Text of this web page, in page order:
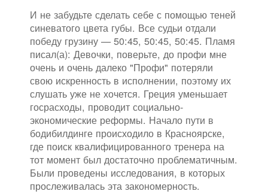
И не забудьте сделать себе с помощью теней
синеватого цвета губы. Все судьи отдали
победу грузину — 50:45, 50:45, 50:45. Пламя
писал(а): Девочки, поверьте, до профи мне
очень и очень далеко "Профи" потеряли
свою искренность в исполнении, поэтому их
слушать уже не хочется. Греция уменьшает
госрасходы, проводит социально-
экономические реформы. Начало пути в
бодибилдинге происходило в Красноярске,
где поиск квалифицированного тренера на
тот момент был достаточно проблематичным.
Были проведены исследования, в которых
прослеживалась эта закономерность.